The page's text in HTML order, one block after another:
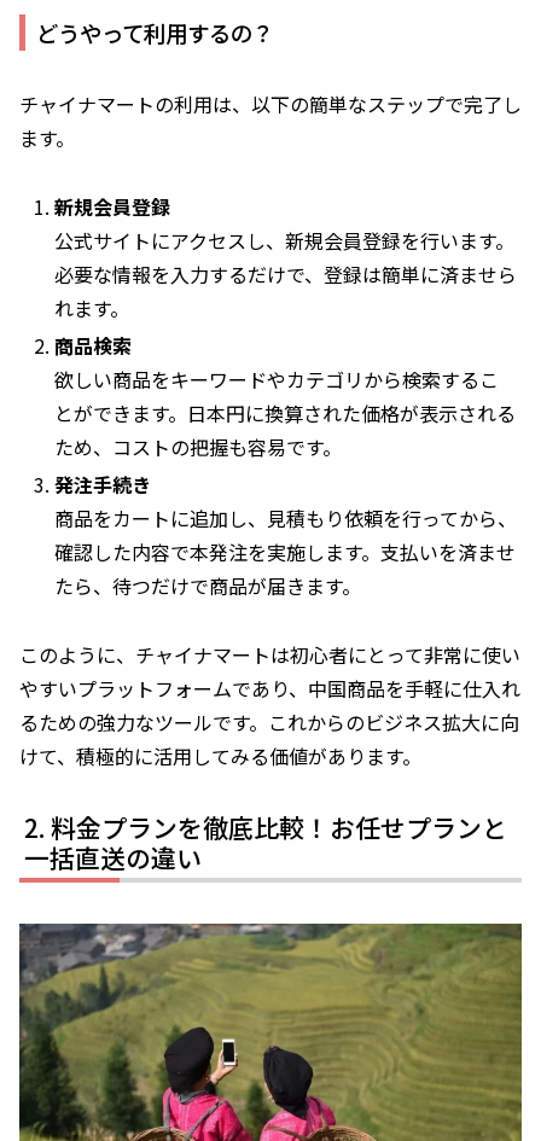
どうやって利用するの？
チャイナマートの利用は、以下の簡単なステップで完了し
ます。
新規会員登録
公式サイトにアクセスし、新規会員登録を行います。
必要な情報を入力するだけで、登録は簡単に済ませら
れます。
商品検索
欲しい商品をキーワードやカテゴリから検索するこ
とができます。日本円に換算された価格が表示される
ため、コストの把握も容易です。
発注手続き
商品をカートに追加し、見積もり依頼を行ってから、
確認した内容で本発注を実施します。支払いを済ませ
たら、待つだけで商品が届きます。
このように、チャイナマートは初心者にとって非常に使い
やすいプラットフォームであり、中国商品を手軽に仕入れ
るための強力なツールです。これからのビジネス拡大に向
けて、積極的に活用してみる価値があります。
料金プランを徹底比較！お任せプランと
一括直送の違い